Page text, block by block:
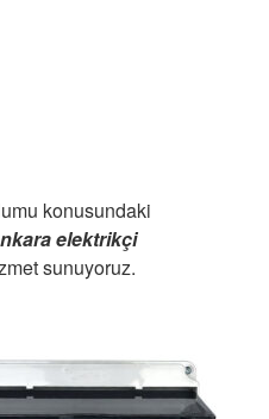
konusundaki
elektrikçi
sunuyoruz.